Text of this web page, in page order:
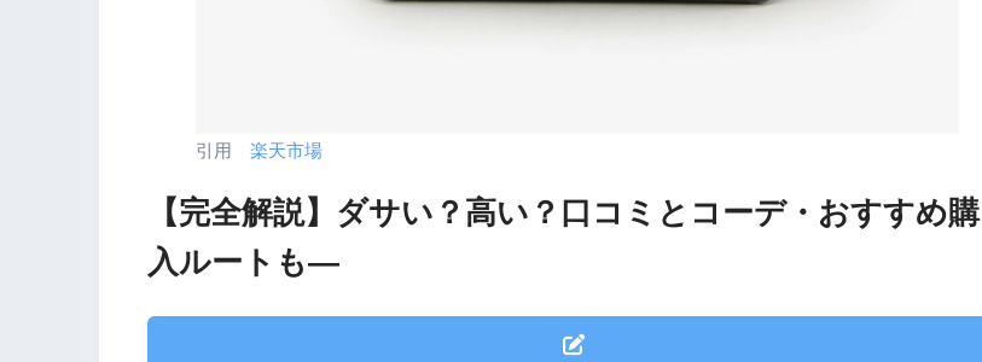
引用 楽天市場
【完全解説】ダサい？高い？口コミとコーデ・おすすめ購
入ルートも―